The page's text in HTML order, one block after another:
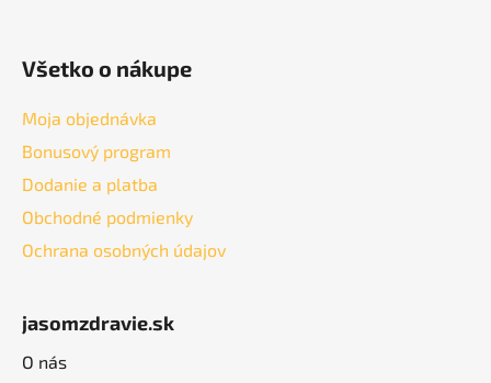
Všetko o nákupe
Moja objednávka
Bonusový program
Dodanie a platba
Obchodné podmienky
Ochrana osobných údajov
jasomzdravie.sk
O nás